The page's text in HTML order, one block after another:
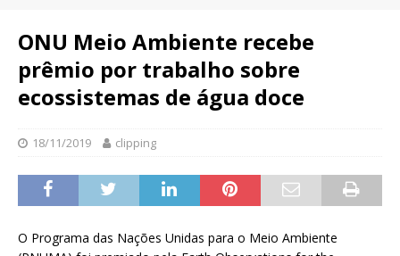
ONU Meio Ambiente recebe
prêmio por trabalho sobre
ecossistemas de água doce
18/11/2019 clipping
O Programa das Nações Unidas para o Meio Ambiente